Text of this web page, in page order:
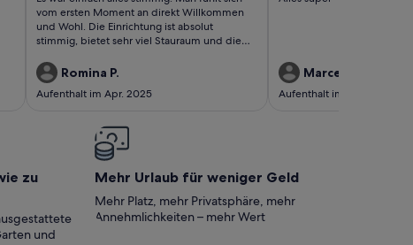
bewertungen)
vom ersten Moment an direkt Willkommen
und Wohl. Die Einrichtung ist absolut
stimmig, bietet sehr viel Stauraum und die
fehlt einem dort an nichts, denn so wie die
Bilder es wieder geben so ist es auch
wirklich. Sauberkeit wird dort groß
Entspannen und runter kommen, wie der
Name Auszeit es schon sagt. Die Gastgeber
sind sehr freundlich und herzlich, wir
nochmal für die wundervolle Erfahrung, es ist
sehr zu Empfehlen!
Romina P.
Aufenthalt im Apr. 2025
bewertung)
Marcel Marcus M.
Aufenthalt im Apr. 2025
zu
und
Mehr Urlaub für weniger Geld
Mehr Platz, mehr Privatsphäre, mehr
Annehmlichkeiten – mehr Wert